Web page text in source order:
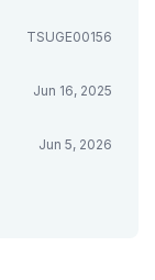
TSUGE00156
Jun 16, 2025
Jun 5, 2026